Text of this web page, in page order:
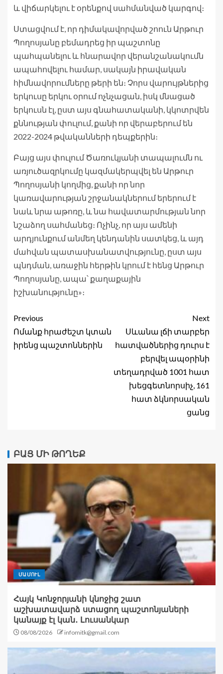
և վիճարկելու է օրենքով սահմանված կարգով։
Ստացվում է, որ դիմակավորված շոուն Արթուր
Պողոսյանը բեմադրեց իր պաշտոնը
պահպանելու և հնարավոր վերանշանակումն
ապահովելու համար, սակայն իրավական
հիմնավորումները թերի են։ Չորս վարույթներից
երկուսը երկու օրում ոչնչացան, իսկ մնացած
երկուսն էլ, ըստ այս գնահատականի, կկոտրվեն
քննության փուլում, քանի որ վերաբերում են
2022-2024 թվականների դեպքերին։
Բայց այս փուլում Ծառուկյանի տապալումն ու
առյուծազրկումը կազմակերպվել են Արթուր
Պողոսյանի կողմից, քանի որ նոր
կառավարության շրջանակներում երերում է
նաև նրա աթոռը, և նա հավատարմության նոր
նշաձող սահմանեց։ Ոչինչ, որ այս ամենի
արդյունքում անմեղ կենդանին սատկեց, և այդ
մահվան պատասխանատվությունը, ըստ այս
պնդման, առաջին հերթին կրում է հենց Արթուր
Պողոսյանը, ապա՝ քաղաքային
իշխանությունը»։
Previous
Ոմանք հրաժեշտ կտան
իրենց պաշտոններին
Next
Սևանա լճի տարբեր
հատվածներից դուրս է
բերվել ապօրինի
տեղադրված 1001 հատ
խեցգետնորսիչ, 161
հատ ձկնորսական
ցանց
ԲԱՑ ՄԻ ԹՈՂԵՔ
ՄԱՄՈՒԼ
Հայկ Կոնջորյանի կնոջից շատ
աշխատավարձ ստացող պաշտոնյաների
կանայք էլ կան․ Լուսանկար
08/08/2026 infomitk@gmail.com